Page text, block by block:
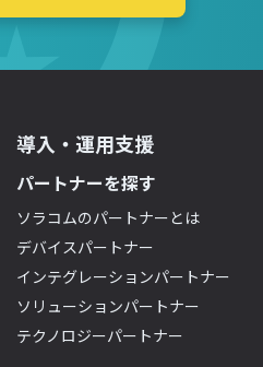
導入・運用支援
パートナーを探す
ソラコムのパートナーとは
デバイスパートナー
インテグレーションパートナー
ソリューションパートナー
テクノロジーパートナー